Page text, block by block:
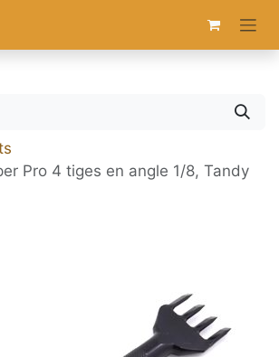
Pro 4 tiges en angle 1/8, Tandy